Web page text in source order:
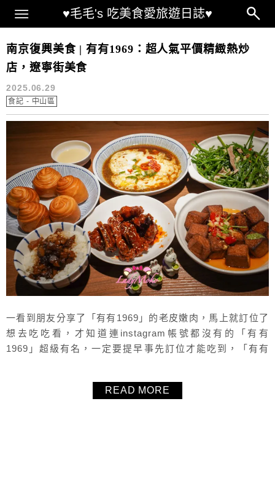
♥毛毛's 吃美食愛旅遊日誌♥
Main Menu
有有1969菜單
南京復興美食 | 有有1969：超人氣平價精緻熱炒
店，遼寧街美食
2025.06.29
食記 - 中山區
一看到朋友分享了「有有1969」的老皮嫩肉，馬上就訂位了
想去吃吃看，才知道連instagram帳號都沒有的「有有
1969」超級有名，一定要提早事先訂位才能吃到，「有有
餐！老皮嫩肉、冠軍滷肉飯、惹娘燒蛋道道都是必點推薦！
READ MORE